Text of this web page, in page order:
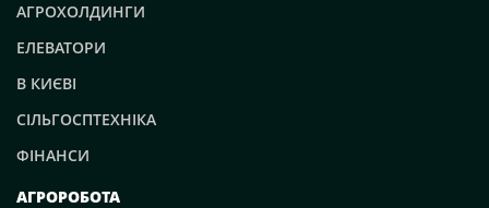
АГРОХОЛДИНГИ
ЕЛЕВАТОРИ
В КИЄВІ
СІЛЬГОСПТЕХНІКА
ФІНАНСИ
АГРОРОБОТА